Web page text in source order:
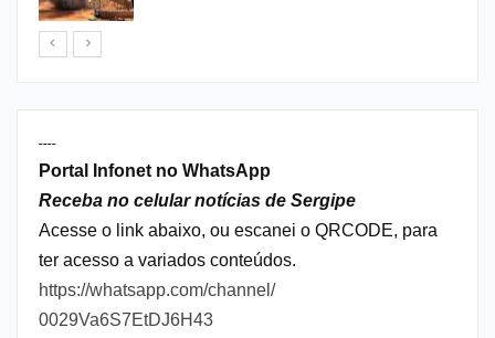
----
Portal Infonet no WhatsApp
Receba no celular notícias de Sergipe
Acesse o link abaixo, ou escanei o QRCODE, para
ter acesso a variados conteúdos.
https://whatsapp.com/channel/
0029Va6S7EtDJ6H43